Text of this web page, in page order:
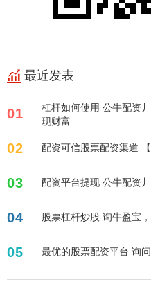
最近发表
01
杠杆如何使用 公牛配资
现财富
02 配资可信股票配资渠道
03 配资平台提现 公牛配资
04 股票杠杆炒股 询牛盈宝
05 最优的股票配资平台 询